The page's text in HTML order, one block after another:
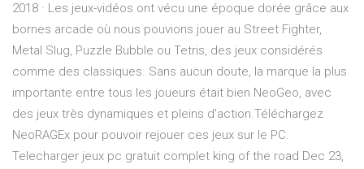
2018 · Les jeux-vidéos ont vécu une époque dorée grâce aux
bornes arcade où nous pouvions jouer au Street Fighter,
Metal Slug, Puzzle Bubble ou Tetris, des jeux considérés
comme des classiques. Sans aucun doute, la marque la plus
importante entre tous les joueurs était bien NeoGeo, avec
des jeux très dynamiques et pleins d'action.Téléchargez
NeoRAGEx pour pouvoir rejouer ces jeux sur le PC.
Telecharger jeux pc gratuit complet king of the road Dec 23,